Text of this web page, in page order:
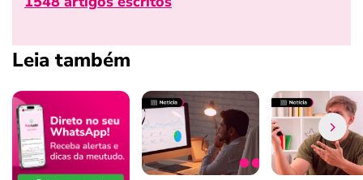
Leia também